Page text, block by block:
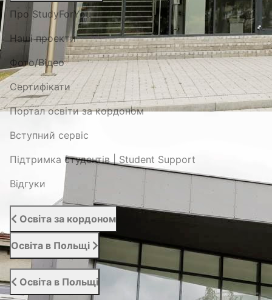
Про StudyForYou
Наші проекти
Фото/Відео
Сертифікати
Портал освіти за кордоном
Вступний сервіс
Підтримка студентів | Student Support
Відгуки
Освіта за кордоном
Освіта в Польщі
Освіта в Польщі